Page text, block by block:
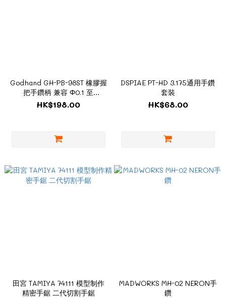
Godhand GH-PB-98ST 橡膠握
把手鑽柄 兼容 Φ0.1 至
Φ3.2mm
HK$198.00
DSPIAE PT-HD 3.175通用手鑽
套裝
HK$68.00
田宮 TAMIYA 74111 模型制作
精密手鋸 二代切割手鋸
MADWORKS MH-02 NERON手
鑽